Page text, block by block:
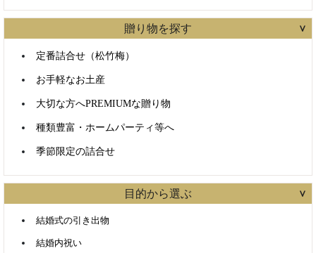
贈り物を探す
定番詰合せ（松竹梅）
お手軽なお土産
大切な方へPREMIUMな贈り物
種類豊富・ホームパーティ等へ
季節限定の詰合せ
目的から選ぶ
結婚式の引き出物
結婚内祝い